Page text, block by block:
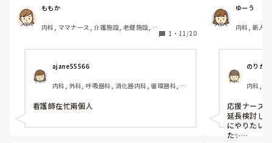
ていて、皆さんの応援ナースのエピソードを
聞けたらなぁと思っています。
どんなお話でも良いのでよろしくお願いしま
ももか
内科, ママナース, 介護施設, 老健施設,
1 ・ 11/20
ajane55566
内科, 外科, 呼吸器科, 消化器内科, 循環器科, 小
科・婦人科, 泌尿器科, ママナース, パパナース,
訪問看護, 介護施設, 老健施設, 離職中, 保健師,
機能, 看護多機能, 助産師
看護師在忙兩個人
ゆーう
内科, 新人
のりか
内科, 産
応援ナース
延長検討し
にやりたい
た✨